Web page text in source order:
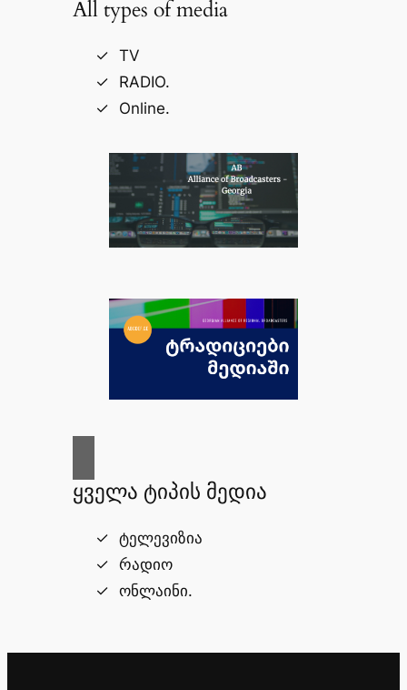
All types of media
TV
RADIO.
Online.
ყველა ტიპის მედია
ტელევიზია
რადიო
ონლაინი.